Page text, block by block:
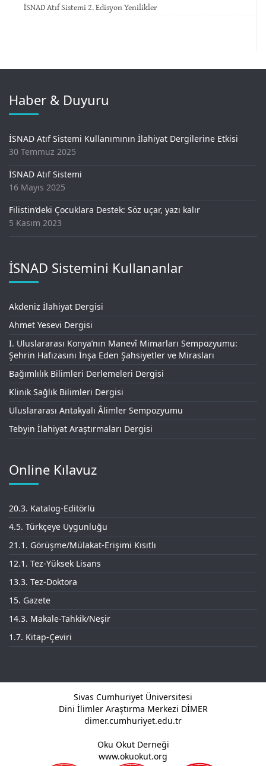
İSNAD Atıf Sistemi 2. Edisyon Yenilikler
Haber & Duyuru
İSNAD Atıf Sistemi Kullanımının İlahiyat Dergilerine Etkisi
30 Temmuz 2025
İSNAD Atıf Sistemi
16 Mayıs 2025
Filistin’deki Çocuklara Destek: Söz uçar, yazı kalır
5 Kasım 2023
İSNAD Sistemini Kullananlar
Akdeniz İlahiyat Dergisi
Ahmet Yesevi Dergisi
I. Uluslararası Konya’nın Manevî Mimarları Sempozyumu:
Şehrin Hafızasını İnşa Eden Şahsiyetler ve Mirasları
Bağımlılık Bilimleri Derlemeleri Dergisi
Klinik Sağlık Bilimleri Dergisi
Uluslararası Antakyalı Âlimler Sempozyumu
Tebyin İlahiyat Araştırmaları Dergisi
Online Kılavuz
20.3. Katalog-Editörlü
4.5. Türkçeye Uygunluğu
21.1. Görüşme/Mülakat-Erişimi Kısıtlı
12.1. Tez-Yüksek Lisans
13.3. Tez-Doktora
15. Gazete
14.3. Makale-Tahkik/Neşir
1.7. Kitap-Çeviri
Sivas Cumhuriyet Üniversitesi
Dini İlimler Araştırma Merkezi DİMER
dimer.cumhuriyet.edu.tr
Oku Okut Derneği
www.okuokut.org